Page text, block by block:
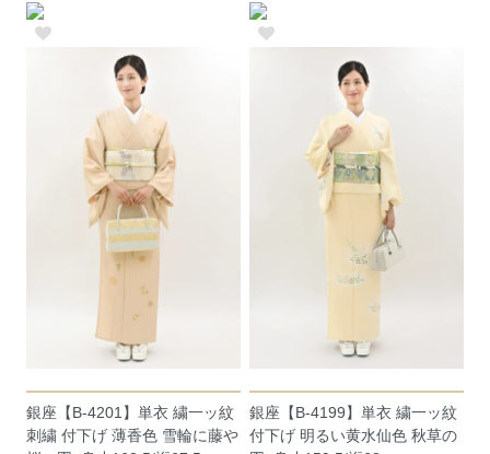
銀座【B-4201】単衣 繍一ッ紋
刺繍 付下げ 薄香色 雪輪に藤や
銀座【B-4199】単衣 繍一ッ紋
付下げ 明るい黄水仙色 秋草の